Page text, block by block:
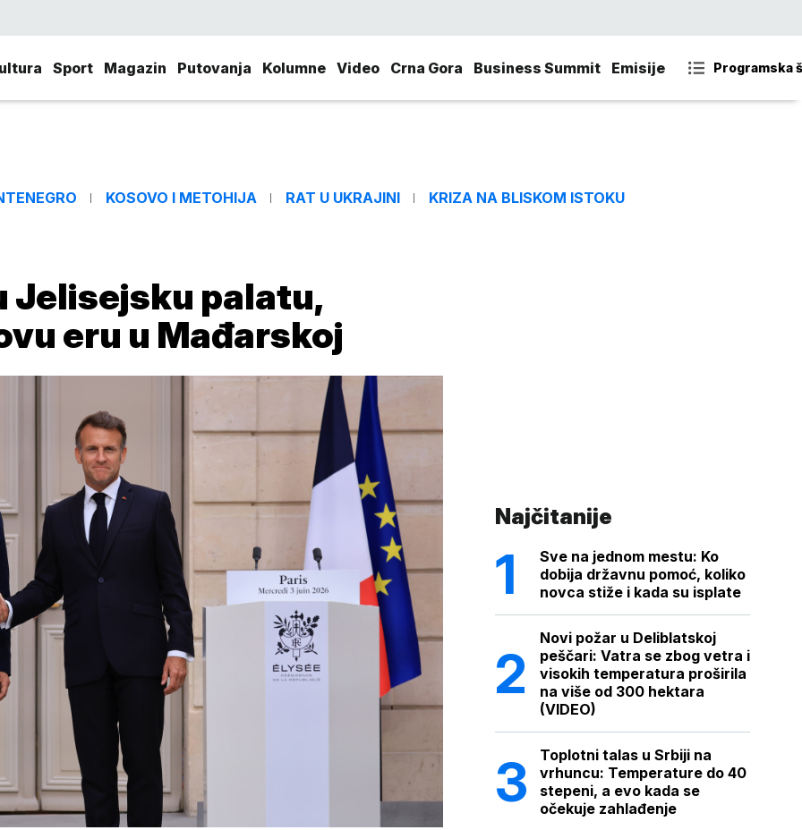
Sport Magazin Putovanja Kolumne Video Crna Gora Business Summit Emisije Programska
KOSOVO I METOHIJA RAT U UKRAJINI KRIZA NA BLISKOM ISTOKU
Jelisejsku palatu,
eru u Mađarskoj
Najčitanije
Sve na jednom mestu: Ko
dobija državnu pomoć, koliko
novca stiže i kada su isplate
Novi požar u Deliblatskoj
peščari: Vatra se zbog vetra i
visokih temperatura proširila
na više od 300 hektara
(VIDEO)
Toplotni talas u Srbiji na
vrhuncu: Temperature do 40
stepeni, a evo kada se
očekuje zahlađenje